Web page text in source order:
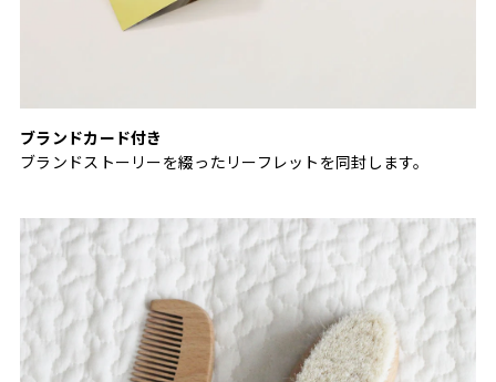
ブランドカード付き
ブランドストーリーを綴ったリーフレットを同封します。